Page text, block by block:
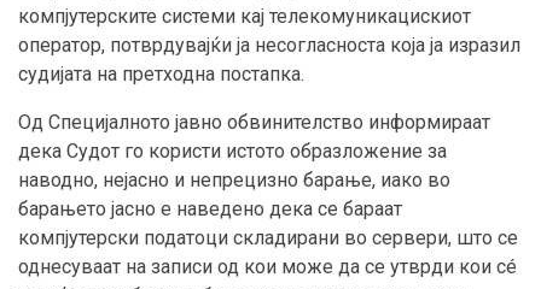
компјутерските системи кај телекомуникацискиот
оператор, потврдувајќи ја несогласноста која ја изразил
судијата на претходна постапка.
Од Специјалното јавно обвинителство информираат
дека Судот го користи истото образложение за
наводно, нејасно и непрецизно барање, иако во
барањето јасно е наведено дека се бараат
компјутерски податоци складирани во сервери, што се
однесуваат на записи од кои може да се утврди кои сé